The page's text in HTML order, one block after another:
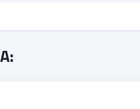
sua quinta vitória consecutiva,
há a expectativa de que a